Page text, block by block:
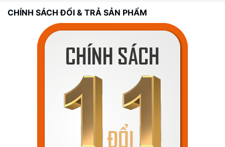
CHÍNH SÁCH ĐỔI & TRẢ SẢN PHẨM